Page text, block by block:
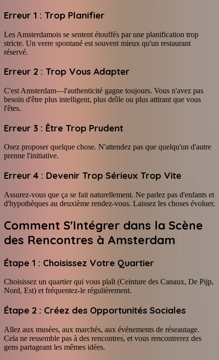
Erreur 1 : Trop Planifier
Les Amsterdamois se sentent étouffés par une planification trop
stricte. Un verre spontané est souvent mieux qu'un restaurant
réservé.
Erreur 2 : Trop Vous Adapter
C'est Amsterdam—l'authenticité gagne toujours. Vous n'avez pas
besoin d'être plus intelligent, plus drôle ou plus attirant que vous
l'êtes.
Erreur 3 : Être Trop Prudent
Osez proposer quelque chose. N'attendez pas que quelqu'un d'autre
prenne l'initiative.
Erreur 4 : Devenir Trop Sérieux Trop Vite
Assurez-vous que ça se fait naturellement. Ne parlez pas d'enfants et
d'hypothèques au deuxième rendez-vous. Laissez les choses évoluer.
Comment S'Intégrer dans la Scène
des Rencontres à Amsterdam
Étape 1 : Choisissez Votre Quartier
Choisissez un quartier qui vous plaît (Ceinture des Canaux, De Pijp,
Nord, Est) et fréquentez-le régulièrement.
Étape 2 : Créez des Opportunités Sociales
Allez aux musées, aux marchés, aux événements de réseautage.
Cela ne ressemble pas à des rencontres, et vous rencontrerez des
gens partageant les mêmes idées.